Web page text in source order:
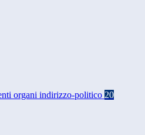
organi indirizzo-politico 20